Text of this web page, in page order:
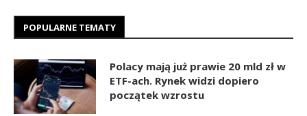
POPULARNE TEMATY
Polacy mają już prawie 20 mld zł w
ETF-ach. Rynek widzi dopiero
początek wzrostu